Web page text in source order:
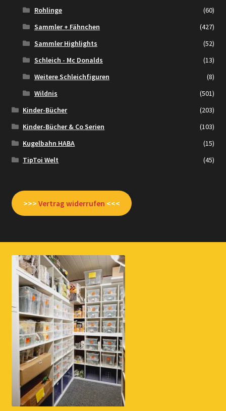
Rohlinge
(60)
Sammler + Fähnchen
(427)
Sammler Highlights
(52)
Schleich - Mc Donalds
(13)
Weitere Schleichfiguren
(8)
Wildnis
(501)
Kinder-Bücher
(203)
Kinder-Bücher & Co Serien
(103)
Kugelbahn HABA
(15)
TipToi Welt
(45)
>>> Vertrag widerrufen <<<